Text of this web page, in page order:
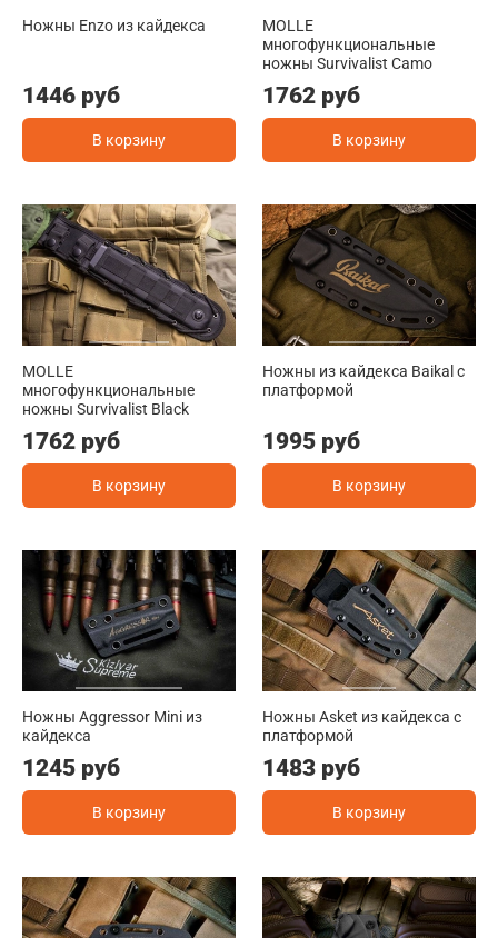
Ножны Enzo из кайдекса
1446 руб
В корзину
MOLLE
многофункциональные
ножны Survivalist Camo
1762 руб
В корзину
MOLLE
многофункциональные
ножны Survivalist Black
1762 руб
В корзину
Ножны из кайдекса Baikal с
платформой
1995 руб
В корзину
Ножны Aggressor Mini из
кайдекса
1245 руб
В корзину
Ножны Asket из кайдекса c
платформой
1483 руб
В корзину